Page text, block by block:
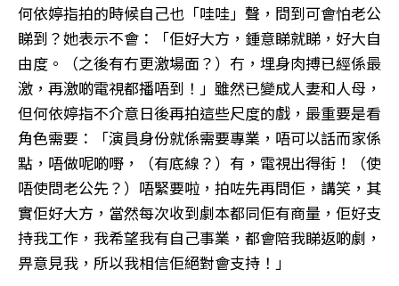
何依婷指拍的時候自己也「哇哇」聲，問到可會怕老公
睇到？她表示不會：「佢好大方，鍾意睇就睇，好大自
由度。（之後有冇更激場面？）冇，埋身肉搏已經係最
激，再激啲電視都播唔到！」雖然已變成人妻和人母，
但何依婷指不介意日後再拍這些尺度的戲，最重要是看
角色需要：「演員身份就係需要專業，唔可以話而家係
點，唔做呢啲嘢，（有底線？）有，電視出得街！（使
唔使問老公先？）唔緊要啦，拍咗先再問佢，講笑，其
實佢好大方，當然每次收到劇本都同佢有商量，佢好支
持我工作，我希望我有自己事業，都會陪我睇返啲劇，
畀意見我，所以我相信佢絕對會支持！」